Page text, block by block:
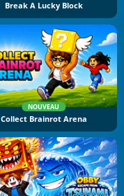
Break A Lucky Block
NOUVEAU
Collect Brainrot Arena